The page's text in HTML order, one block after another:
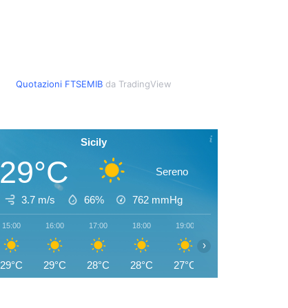
Quotazioni FTSEMIB da TradingView
Sicily
29°C Sereno
3.7 m/s 66% 762 mmHg
15:00
29°C
16:00
29°C
17:00
28°C
18:00
28°C
19:00
27°C
›